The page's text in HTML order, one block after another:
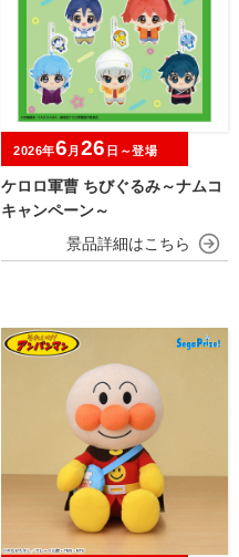
ケロロ軍曹 ちびぐるみ～ナムコ
キャンペーン～
2026年6 月 26 日～登場